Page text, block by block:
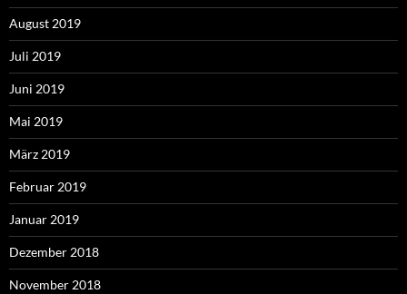
August 2019
Juli 2019
Juni 2019
Mai 2019
März 2019
Februar 2019
Januar 2019
Dezember 2018
November 2018